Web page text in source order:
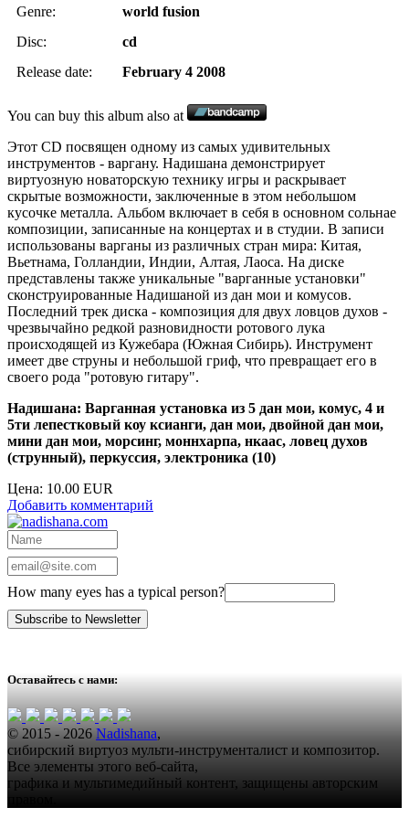
Genre:
world fusion
Disc:
cd
Release date:
February 4 2008
You can buy this album also at
Этот CD посвящен одному из самых удивительных
инструментов - варгану. Надишана демонстрирует
виртуозную новаторскую технику игры и раскрывает
скрытые возможности, заключенные в этом небольшом
кусочке металла. Альбом включает в себя в основном сольнае
композиции, записанные на концертах и в студии. В записи
использованы варганы из различных стран мира: Китая,
Вьетнама, Голландии, Индии, Алтая, Лаоса. На диске
представлены также уникальные "варганные установки"
сконструированные Надишаной из дан мои и комусов.
Последний трек диска - композиция для двух ловцов духов -
чрезвычайно редкой разновидности ротового лука
происходящей из Кужебара (Южная Сибирь). Инструмент
имеет две струны и небольшой гриф, что превращает его в
своего рода "ротовую гитару".
Надишана: Варганная установка из 5 дан мои, комус, 4 и
5ти лепестковый коу ксианги, дан мои, двойной дан мои,
мини дан мои, морсинг, моннхарпа, нкаас, ловец духов
(струнный), перкуссия, электроника (10)
Цена: 10.00 EUR
Добавить комментарий
How many eyes has a typical person?
Оставайтесь с нами:
© 2015 - 2026 Nadishana,
сибирский виртуоз мульти-инструменталист и композитор.
Все элементы этого веб-сайта,
графика и мультимедийный контент, защищены авторским